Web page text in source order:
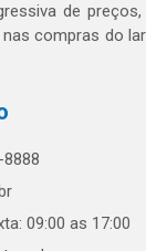
de
compras do
09:00 as 17:00